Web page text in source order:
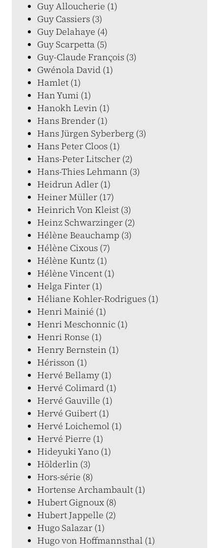
Guy Alloucherie (1)
Guy Cassiers (3)
Guy Delahaye (4)
Guy Scarpetta (5)
Guy-Claude François (3)
Gwénola David (1)
Hamlet (1)
Han Yumi (1)
Hanokh Levin (1)
Hans Brender (1)
Hans Jürgen Syberberg (3)
Hans Peter Cloos (1)
Hans-Peter Litscher (2)
Hans-Thies Lehmann (3)
Heidrun Adler (1)
Heiner Müller (17)
Heinrich Von Kleist (3)
Heinz Schwarzinger (2)
Hélène Beauchamp (3)
Hélène Cixous (7)
Hélène Kuntz (1)
Hélène Vincent (1)
Helga Finter (1)
Héliane Kohler-Rodrigues (1)
Henri Mainié (1)
Henri Meschonnic (1)
Henri Ronse (1)
Henry Bernstein (1)
Hérisson (1)
Hervé Bellamy (1)
Hervé Colimard (1)
Hervé Gauville (1)
Hervé Guibert (1)
Hervé Loichemol (1)
Hervé Pierre (1)
Hideyuki Yano (1)
Hölderlin (3)
Hors-série (8)
Hortense Archambault (1)
Hubert Gignoux (8)
Hubert Jappelle (2)
Hugo Salazar (1)
Hugo von Hoffmannsthal (1)